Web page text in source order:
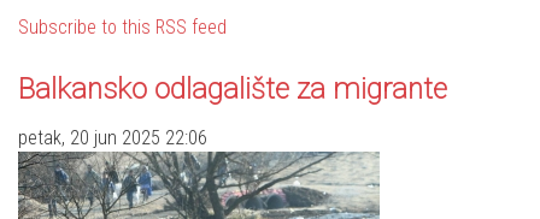
Subscribe to this RSS feed
Balkansko odlagalište za migrante
petak, 20 jun 2025 22:06